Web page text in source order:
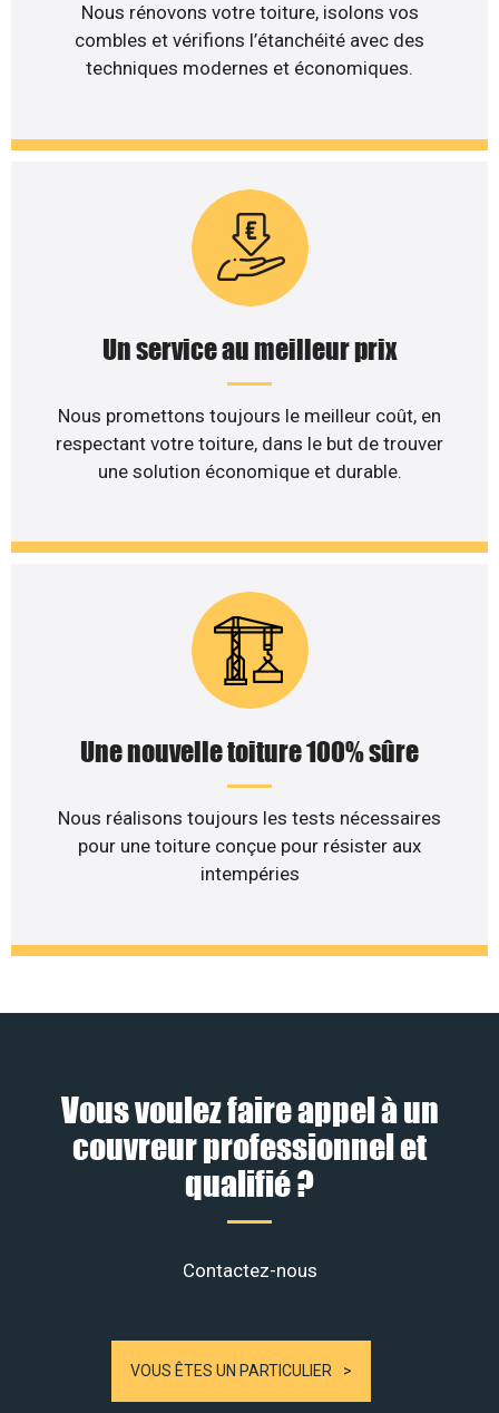
Nous rénovons votre toiture, isolons vos
combles et vérifions l’étanchéité avec des
techniques modernes et économiques.
Un service au meilleur prix
Nous promettons toujours le meilleur coût, en
respectant votre toiture, dans le but de trouver
une solution économique et durable.
Une nouvelle toiture 100% sûre
Nous réalisons toujours les tests nécessaires
pour une toiture conçue pour résister aux
intempéries
Vous voulez faire appel à un
couvreur professionnel et
qualifié ?
Contactez-nous
VOUS ÊTES UN PARTICULIER